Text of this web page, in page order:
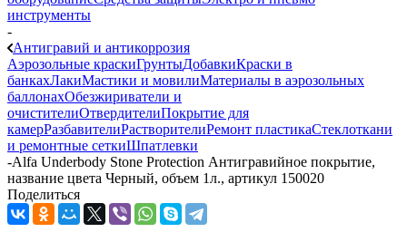
инструменты
-
Антигравий и антикоррозия
Аэрозольные краскиГрунтыДобавкиКраски в
банкахЛакиМастики и мовилиМатериалы в аэрозольных
баллонахОбезжириватели и
очистителиОтвердителиПокрытие для
камерРазбавителиРастворителиРемонт пластикаСтеклоткани
и ремонтные сеткиШпатлевки
-Alfa Underbody Stone Protection Антигравийное покрытие,
название цвета Черный, объем 1л., артикул 150020
Поделиться